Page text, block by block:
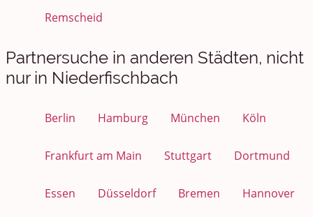
Remscheid
Partnersuche in anderen Städten, nicht
nur in Niederfischbach
Berlin Hamburg München Köln
Frankfurt am Main Stuttgart Dortmund
Essen Düsseldorf Bremen Hannover